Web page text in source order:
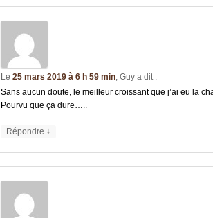
Le 25 mars 2019 à 6 h 59 min, Guy a dit :
Sans aucun doute, le meilleur croissant que j’ai eu la
Pourvu que ça dure…..
Répondre ↓